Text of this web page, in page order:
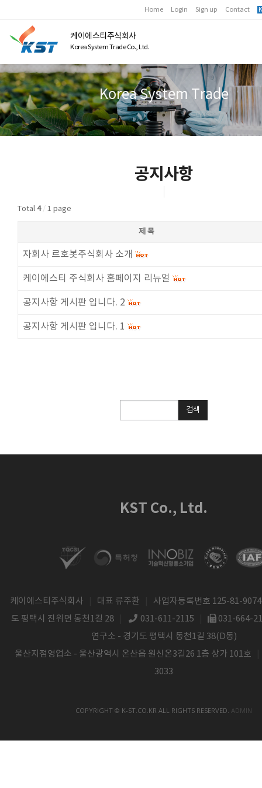
Home Login Sign up Contact
케이에스티주식회사
Korea System Trade Co., Ltd.
Korea System Trade
공지사항
Total 4 / 1 page
제 목
자회사 르호봇주식회사 소개
케이에스티 주식회사 홈페이지 리뉴얼
공지사항 게시판 입니다. 2
공지사항 게시판 입니다. 1
검색
KST Co., Ltd.
케이에스티주식회사 대표 류주환
사업자등록번호 125-81-
도 평택시 진위면 동천1길 28
031-611-2115
031-664-
연구소 - 경기도 평택시 동천1길 38(D동)
울산지점영업소 - 울산광역시 온산읍 원신온3길26 1층 상가 101호
3033
COPYRIGHT © K-ST.CO.KR ALL RIGHTS RESERVED. ADMIN